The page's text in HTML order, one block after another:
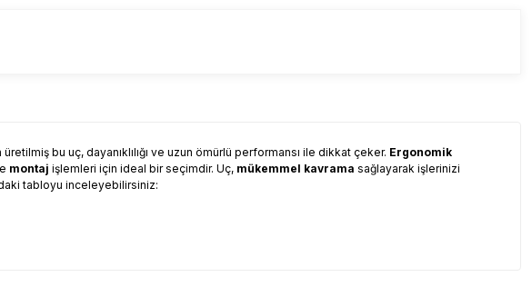
bu uç, dayanıklılığı ve uzun ömürlü performansı ile dikkat çeker. Ergonomik
montaj işlemleri için ideal bir seçimdir. Uç, mükemmel kavrama sağlayarak işlerinizi
tabloyu inceleyebilirsiniz: